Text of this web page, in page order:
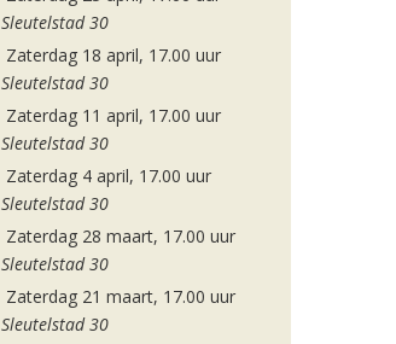
Sleutelstad 30
Zaterdag 18 april, 17.00 uur
Sleutelstad 30
Zaterdag 11 april, 17.00 uur
Sleutelstad 30
Zaterdag 4 april, 17.00 uur
Sleutelstad 30
Zaterdag 28 maart, 17.00 uur
Sleutelstad 30
Zaterdag 21 maart, 17.00 uur
Sleutelstad 30